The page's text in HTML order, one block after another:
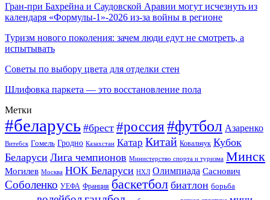
Гран-при Бахрейна и Саудовской Аравии могут исчезнуть из
календаря «Формулы-1»-2026 из-за войны в регионе
Туризм нового поколения: зачем люди едут не смотреть, а
испытывать
Советы по выбору цвета для отделки стен
Шлифовка паркета — это восстановление пола
Метки
#беларусь #брест #россия#футбол Азаренко
Витебск Гомель Гродно Казахстан Катар Китай Ковальчук Кубок
Беларуси Лига чемпионов Министерство спорта и туризма Минск
Могилев Москва НОК Беларуси НХЛ Олимпиада Саснович
Соболенко УЕФА Франция баскетбол биатлон борьба